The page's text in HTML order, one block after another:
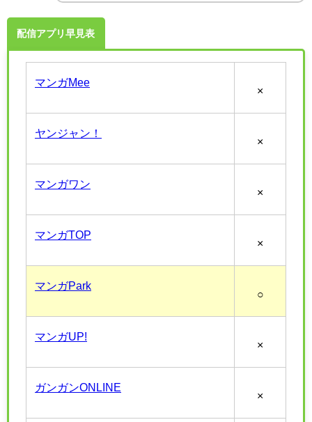
配信アプリ早見表
マンガMee
×
ヤンジャン！
×
マンガワン
×
マンガTOP
×
マンガPark
○
マンガUP!
×
ガンガンONLINE
×